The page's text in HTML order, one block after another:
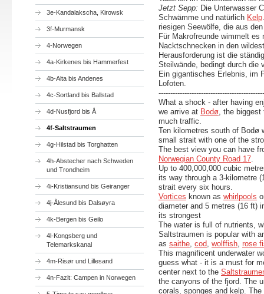
3e-Kandalakscha, Kirowsk
3f-Murmansk
4-Norwegen
4a-Kirkenes bis Hammerfest
4b-Alta bis Andenes
4c-Sortland bis Ballstad
4d-Nusfjord bis Å
4f-Saltstraumen
4g-Hilstad bis Torghatten
4h-Abstecher nach Schweden
und Trondheim
4i-Kristiansund bis Geiranger
4j-Ålesund bis Dalsøyra
4k-Bergen bis Geilo
4l-Kongsberg und
Telemarkskanal
4m-Risør und Lillesand
4n-Fazit: Campen in Norwegen
Jetzt Sepp: Die Unterwasser
Schwämme und natürlich Kelp
riesigen Seewölfe, die aus
Für Makrofreunde wimmelt es
Nacktschnecken in den
Herausforderung ist die
Steilwände, bedingt durch die
Ein gigantisches Erlebnis, im
Lofoten.
What a shock - after having
we arrive at Bodø, the biggest
much traffic.
Ten kilometres south of Bodø
small strait with one of the
The best view you can have
Norwegian County Road 17.
Up to 400,000,000 cubic
its way through a 3-kilometre
strait every six hours.
Vortices known as whirlpools
diameter and 5 metres (16 ft)
its strongest
The water is full of nutrients,
Saltstraumen is popular with
as saithe, cod, wolffish, rose
This magnificent underwater
guess what - it is a must for
center next to the
the canyons of the fjord. The
corals, sponges and kelp.